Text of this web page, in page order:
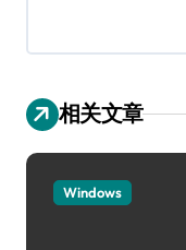
相关文章
Windows